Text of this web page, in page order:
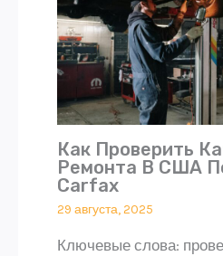
Как Проверить
Ремонта В США
Carfax
29 августа, 2025
Ключевые слова: